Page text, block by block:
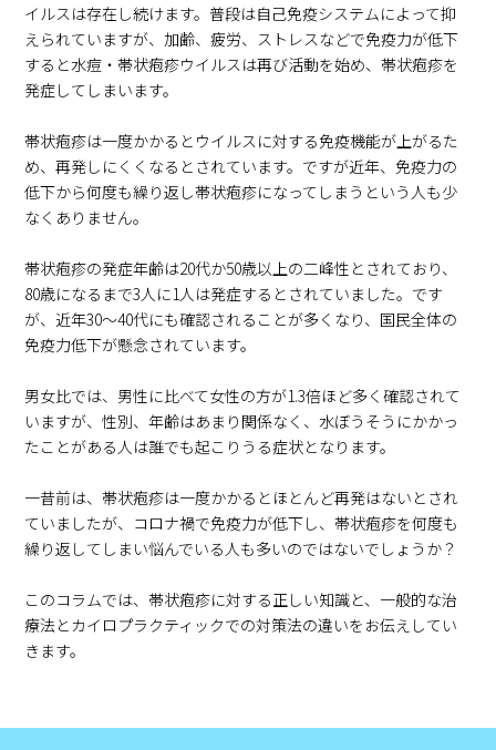
イルスは存在し続けます。普段は自己免疫システムによって抑
えられていますが、加齢、疲労、ストレスなどで免疫力が低下
すると水痘・帯状疱疹ウイルスは再び活動を始め、帯状疱疹を
発症してしまいます。
帯状疱疹は一度かかるとウイルスに対する免疫機能が上がるた
め、再発しにくくなるとされています。ですが近年、免疫力の
低下から何度も繰り返し帯状疱疹になってしまうという人も少
なくありません。
帯状疱疹の発症年齢は20代か50歳以上の二峰性とされており、
80歳になるまで3人に1人は発症するとされていました。です
が、近年30～40代にも確認されることが多くなり、国民全体の
免疫力低下が懸念されています。
男女比では、男性に比べて女性の方が1.3倍ほど多く確認されて
いますが、性別、年齢はあまり関係なく、水ぼうそうにかかっ
たことがある人は誰でも起こりうる症状となります。
一昔前は、帯状疱疹は一度かかるとほとんど再発はないとされ
ていましたが、コロナ禍で免疫力が低下し、帯状疱疹を何度も
繰り返してしまい悩んでいる人も多いのではないでしょうか？
このコラムでは、帯状疱疹に対する正しい知識と、一般的な治
療法とカイロプラクティックでの対策法の違いをお伝えしてい
きます。